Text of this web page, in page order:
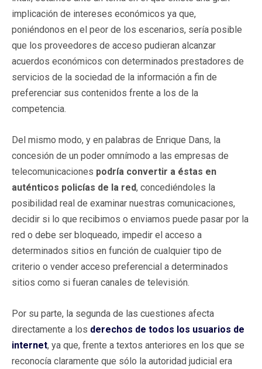
implicación de intereses económicos ya que,
poniéndonos en el peor de los escenarios, sería posible
que los proveedores de acceso pudieran alcanzar
acuerdos económicos con determinados prestadores de
servicios de la sociedad de la información a fin de
preferenciar sus contenidos frente a los de la
competencia.
Del mismo modo, y en palabras de Enrique Dans, la
concesión de un poder omnímodo a las empresas de
telecomunicaciones podría convertir a éstas en
auténticos policías de la red, concediéndoles la
posibilidad real de examinar nuestras comunicaciones,
decidir si lo que recibimos o enviamos puede pasar por la
red o debe ser bloqueado, impedir el acceso a
determinados sitios en función de cualquier tipo de
criterio o vender acceso preferencial a determinados
sitios como si fueran canales de televisión.
Por su parte, la segunda de las cuestiones afecta
directamente a los derechos de todos los usuarios de
internet, ya que, frente a textos anteriores en los que se
reconocía claramente que sólo la autoridad judicial era